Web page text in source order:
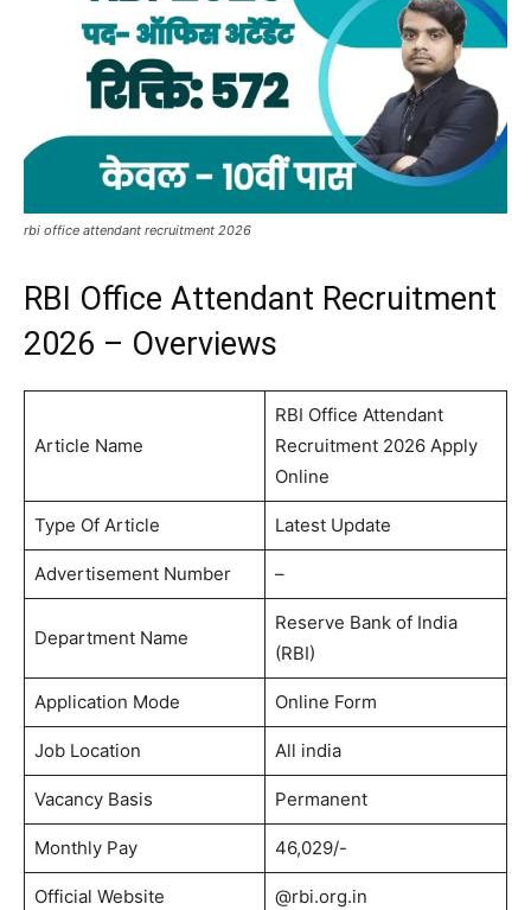
rbi office attendant recruitment 2026
RBI Office Attendant Recruitment
2026 – Overviews
Article Name
RBI Office Attendant
Recruitment 2026 Apply
Online
Type Of Article Latest Update
Advertisement Number –
Department Name
Reserve Bank of India
(RBI)
Application Mode Online Form
Job Location All india
Vacancy Basis Permanent
Monthly Pay 46,029/-
Official Website @rbi.org.in